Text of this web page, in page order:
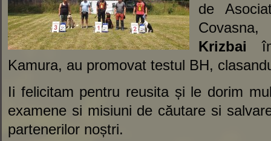
de
Krizbai
Kamura, au promovat testul BH,
Ii felicitam pentru reusita și le dorim
examene si misiuni de căutare si
partenerilor noștri.